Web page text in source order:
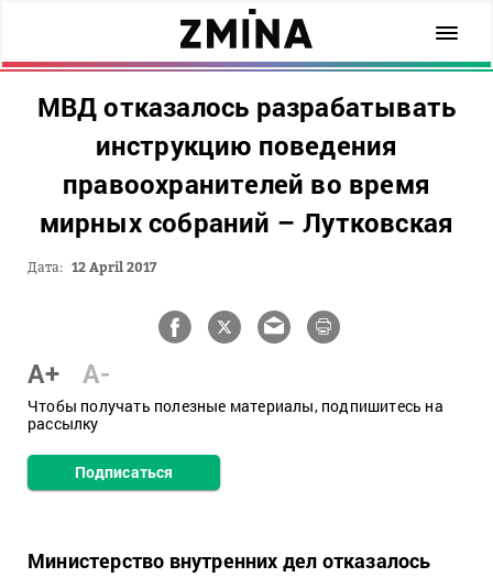
МВД отказалось разрабатывать
инструкцию поведения
правоохранителей во время
мирных собраний – Лутковская
Дата: 12 April 2017
A+ A-
Чтобы получать полезные материалы, подпишитесь на
рассылку
Подписаться
Министерство внутренних дел отказалось